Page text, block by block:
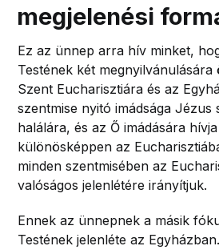
megjelenési
Ez az ünnep arra hív minket,
Testének két
Szent Eucharisztiára és az
szentmise nyitó imádsága Jézus
halálára, és az Ő imádására
különösképpen az
minden szentmisében az
valóságos jelenlétére irányítjuk.
Ennek az ünnepnek a másik
Testének jelenléte az